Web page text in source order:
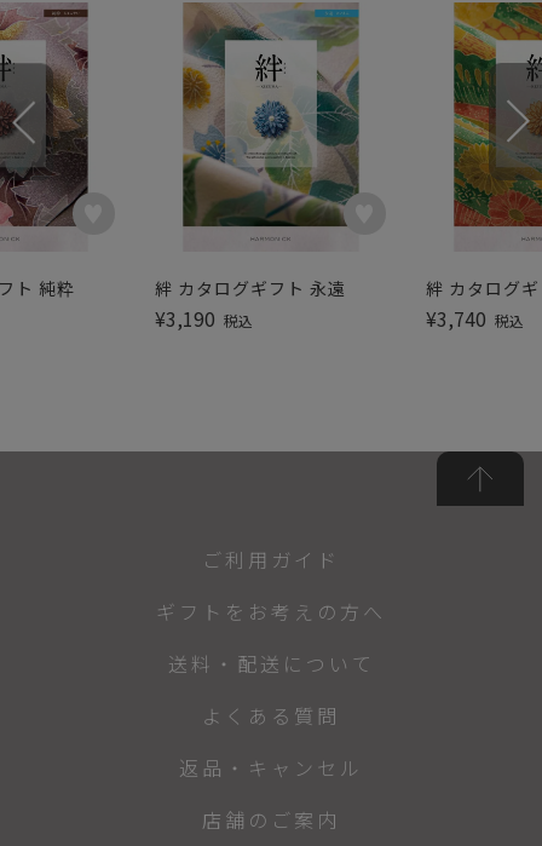
ト 純粋 絆 カタログギフト 永遠
¥3,190 税込
絆 カタログ
¥3,740 税込
ご利用ガイド
ギフトをお考えの方へ
送料・配送について
よくある質問
返品・キャンセル
店舗のご案内